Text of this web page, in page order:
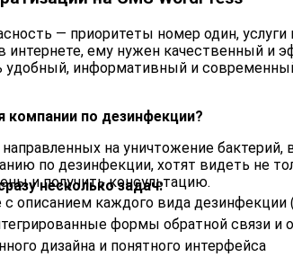
— приоритеты номер один,
интернете, ему нужен качественный и
удобный, информативный и
по дезинфекции?
на уничтожение
по дезинфекции, хотят видеть не
и получить консультацию.
несколько задач:
описанием каждого вида дезинфекции
формы обратной связи и
дизайна и понятного интерфейса